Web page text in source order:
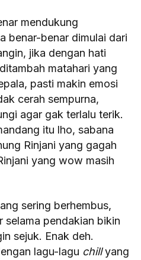
mendukung
benar-benar dimulai dari
jika dengan hati
matahari yang
pasti makin emosi
cerah sempurna,
agar gak terlalu terik.
itu lho, sabana
Rinjani yang gagah
yang wow masih
sering berhembus,
selama pendakian bikin
sejuk. Enak deh.
lagu-lagu chillyang